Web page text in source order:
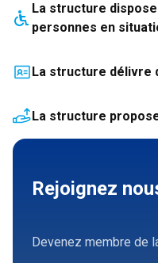
La structure dispose
personnes en
La structure délivre
La structure
Rejoignez
Devenez membre de